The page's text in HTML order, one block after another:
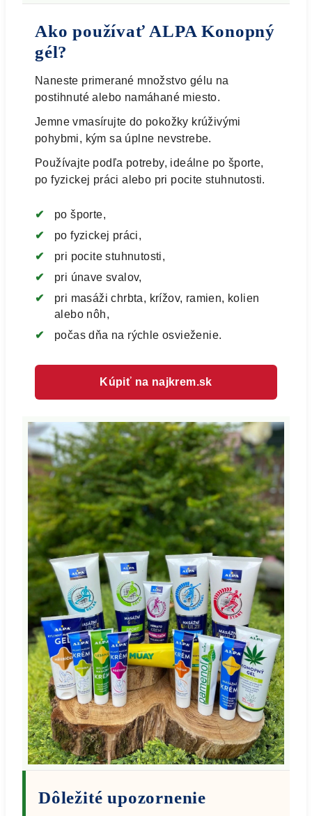
Ako používať ALPA Konopný
gél?
Naneste primerané množstvo gélu na
postihnuté alebo namáhané miesto.
Jemne vmasírujte do pokožky krúživými
pohybmi, kým sa úplne nevstrebe.
Používajte podľa potreby, ideálne po športe,
po fyzickej práci alebo pri pocite stuhnutosti.
po športe,
po fyzickej práci,
pri pocite stuhnutosti,
pri únave svalov,
pri masáži chrbta, krížov, ramien, kolien
alebo nôh,
počas dňa na rýchle osvieženie.
Kúpiť na najkrem.sk
Dôležité upozornenie